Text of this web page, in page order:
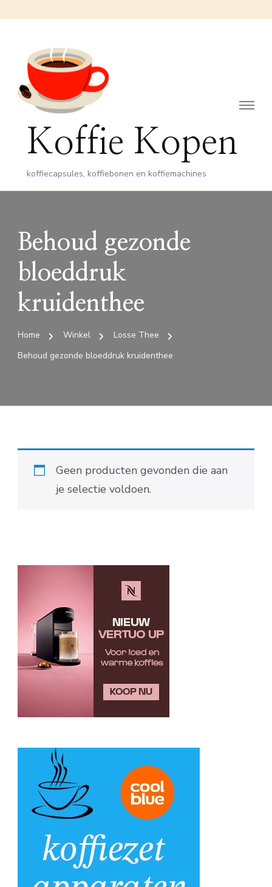
Koffie Kopen
koffiecapsules, koffiebonen en koffiemachines
Behoud gezonde
bloeddruk
kruidenthee
Home Winkel
Losse Thee
Behoud gezonde bloeddruk kruidenthee
Geen producten gevonden die aan
je selectie voldoen.